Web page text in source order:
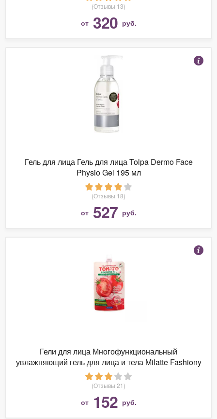
(Отзывы 13)
от 320 руб.
Гель для лица Гель для лица Tolpa Dermo Face
Physio Gel 195 мл
(Отзывы 18)
от 527 руб.
Гели для лица Многофункциональный
увлажняющий гель для лица и тела Milatte Fashiony
Tomato Soothing Gel, 50 мл.
(Отзывы 21)
от 152 руб.